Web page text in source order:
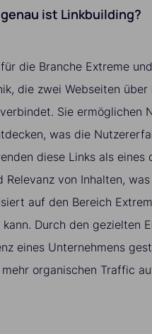
ist Linkbuilding?
die Branche Extreme
die zwei Webseiten
Sie ermöglichen
was die
diese Links als
Relevanz von Inhalten,
auf den Bereich
kann. Durch den gezielten
eines Unternehmens
organischen Traffic